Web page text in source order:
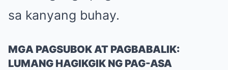
sa kanyang buhay.
MGA PAGSUBOK AT PAGBABALIK:
LUMANG HAGIKGIK NG PAG-ASA